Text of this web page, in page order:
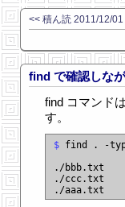
<< 積ん読 2011/12/01
find で確認しな
find コマンド
す。
$ find . -
./bbb.txt
./ccc.txt